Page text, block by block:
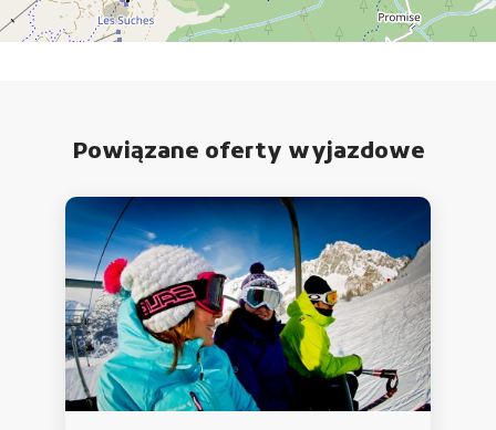
Powiązane oferty wyjazdowe